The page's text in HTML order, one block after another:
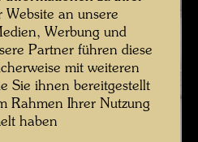
Website an unsere
Werbung und
Partner führen diese
mit weiteren
Sie ihnen bereitgestellt
Rahmen Ihrer Nutzung
haben